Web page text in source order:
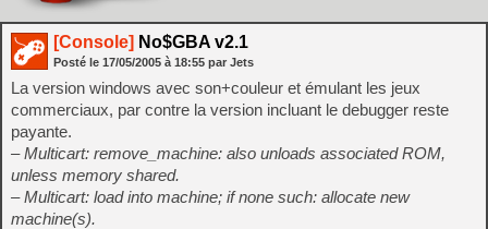
[Console] No$GBA v2.1
Posté le 17/05/2005 à 18:55 par Jets
La version windows avec son+couleur et émulant les jeux
commerciaux, par contre la version incluant le debugger reste
payante.
– Multicart: remove_machine: also unloads associated ROM,
unless memory shared.
– Multicart: load into machine; if none such: allocate new
machine(s).